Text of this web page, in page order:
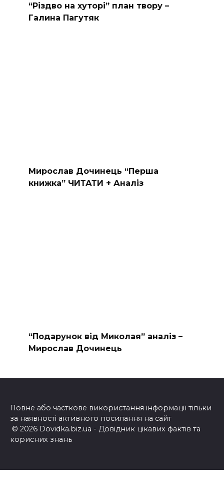
“Різдво на хуторі” план твору –
Галина Пагутяк
Мирослав Дочинець “Перша
книжка” ЧИТАТИ + Аналіз
“Подарунок від Миколая” аналіз –
Мирослав Дочинець
Повне або часткове використання інформації тільки
за наявності активного посилання на сайт
© 2026 Dovidka.biz.ua - Довідник цікавих фактів та
корисних знань